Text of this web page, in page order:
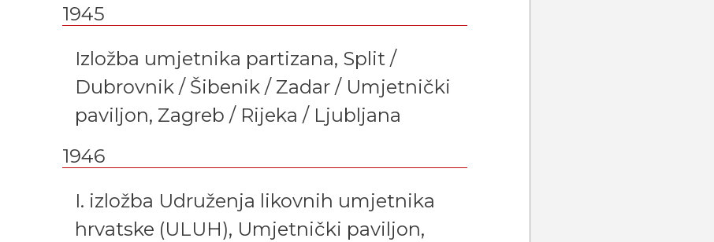
1945
Izložba umjetnika partizana, Split /
Dubrovnik / Šibenik / Zadar / Umjetnički
paviljon, Zagreb / Rijeka / Ljubljana
1946
I. izložba Udruženja likovnih umjetnika
hrvatske (ULUH), Umjetnički paviljon,